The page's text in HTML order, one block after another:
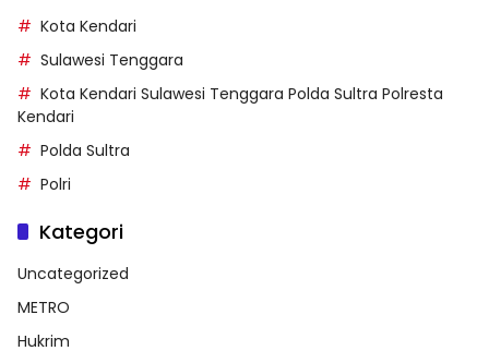
Kota Kendari
Sulawesi Tenggara
Kota Kendari Sulawesi Tenggara Polda Sultra Polresta
Kendari
Polda Sultra
Polri
Kategori
Uncategorized
METRO
Hukrim